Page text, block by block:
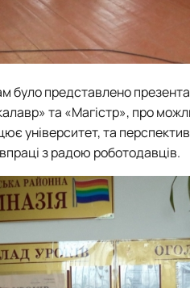
було представлено
та «Магістр», про
університет, та
з радою роботодавців.